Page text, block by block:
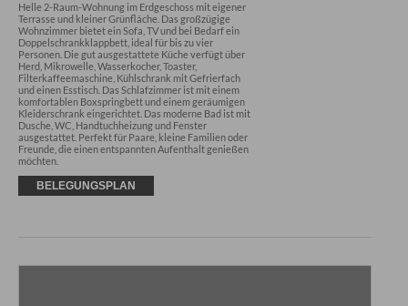
Helle 2-Raum-Wohnung im Erdgeschoss mit eigener
Terrasse und kleiner Grünfläche. Das großzügige
Wohnzimmer bietet ein Sofa, TV und bei Bedarf ein
Doppelschrankklappbett, ideal für bis zu vier
Personen. Die gut ausgestattete Küche verfügt über
Herd, Mikrowelle, Wasserkocher, Toaster,
Filterkaffeemaschine, Kühlschrank mit Gefrierfach
und einen Esstisch. Das Schlafzimmer ist mit einem
komfortablen Boxspringbett und einem geräumigen
Kleiderschrank eingerichtet. Das moderne Bad ist mit
Dusche, WC, Handtuchheizung und Fenster
ausgestattet. Perfekt für Paare, kleine Familien oder
Freunde, die einen entspannten Aufenthalt genießen
möchten.
BELEGUNGSPLAN